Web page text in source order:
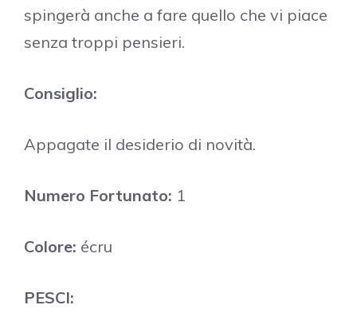
spingerà anche a fare quello che vi piace
senza troppi pensieri.
Consiglio:
Appagate il desiderio di novità.
Numero Fortunato: 1
Colore: écru
PESCI: